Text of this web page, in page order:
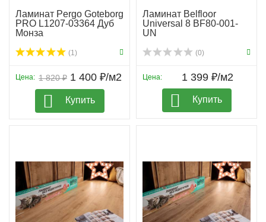
Ламинат Pergo Goteborg
PRO L1207-03364 Дуб
Монза
(1)
1 820 ₽
Цена: 1 400 ₽/м2
Купить
Ламинат Belfloor
Universal 8 BF80-001-
UN
(0)
Цена: 1 399 ₽/м2
Купить